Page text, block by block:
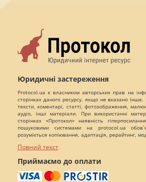
Юридичні застереження
Protocol.ua є власником авторських прав на
сторінках даного ресурсу, якщо не вказано інше.
тексти, коментарі, статті, фотозображення,
аудіо, інші матеріали. При використанні
сторінках «Протокол» наявність
пошуковими системами на protocol.ua
розуміється копіювання, адаптація, рерайтинг,
Повний текст
Приймаємо до оплати